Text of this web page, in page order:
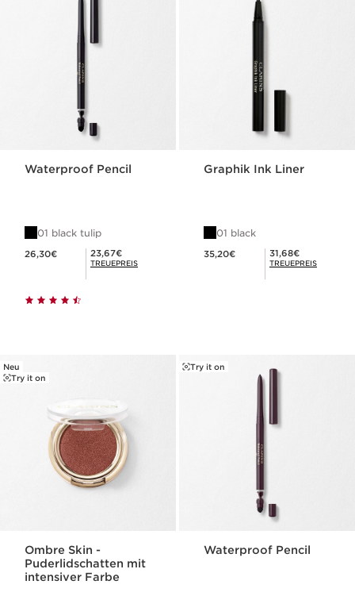
Waterproof Pencil
01 black tulip
26,30€ Mitgliederpreis 23,67€
23,67€
TREUEPREIS
Graphik Ink Liner
01 black
35,20€ Mitgliederpreis 31,68€
31,68€
TREUEPREIS
Neu
Try it on
Ombre Skin -
Puderlidschatten mit
intensiver Farbe
Try it on
Waterproof Pencil